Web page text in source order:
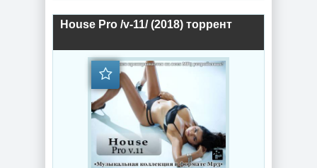
House Pro /v-11/ (2018) торрент